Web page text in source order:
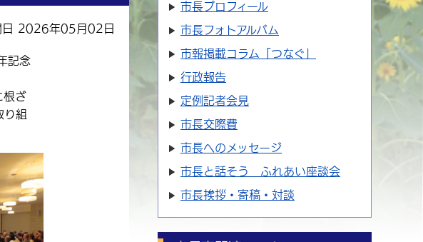
日 2026年05月02日
記念
根ざ
り組
市長プロフィール
市長フォトアルバム
市報掲載コラム「つなぐ」
行政報告
定例記者会見
市長交際費
市長へのメッセージ
市長と話そう ふれあい座談会
市長挨拶・寄稿・対談